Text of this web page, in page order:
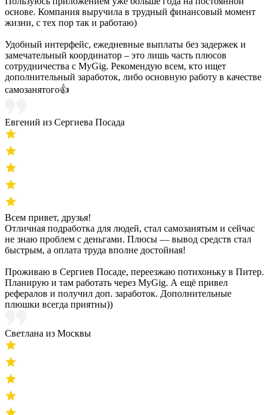
основе. Компания выручила в трудный финансовый момент
жизни, с тех пор так и работаю)
Удобный интерфейс, ежедневные выплаты без задержек и
замечательный координатор – это лишь часть плюсов
сотрудничества с MyGig. Рекомендую всем, кто ищет
дополнительный заработок, либо основную работу в качестве
самозанятого👍
Евгений из Сергиева Посада
Всем привет, друзья!
Отличная подработка для людей, стал самозанятым и сейчас
не знаю проблем с деньгами. Плюсы — вывод средств стал
быстрым, а оплата труда вполне достойная!
Проживаю в Сергиев Посаде, переезжаю потихоньку в Питер.
Планирую и там работать через MyGig. А ещё привел
рефералов и получил доп. заработок. Дополнительные
плюшки всегда приятны))
Светлана из Москвы